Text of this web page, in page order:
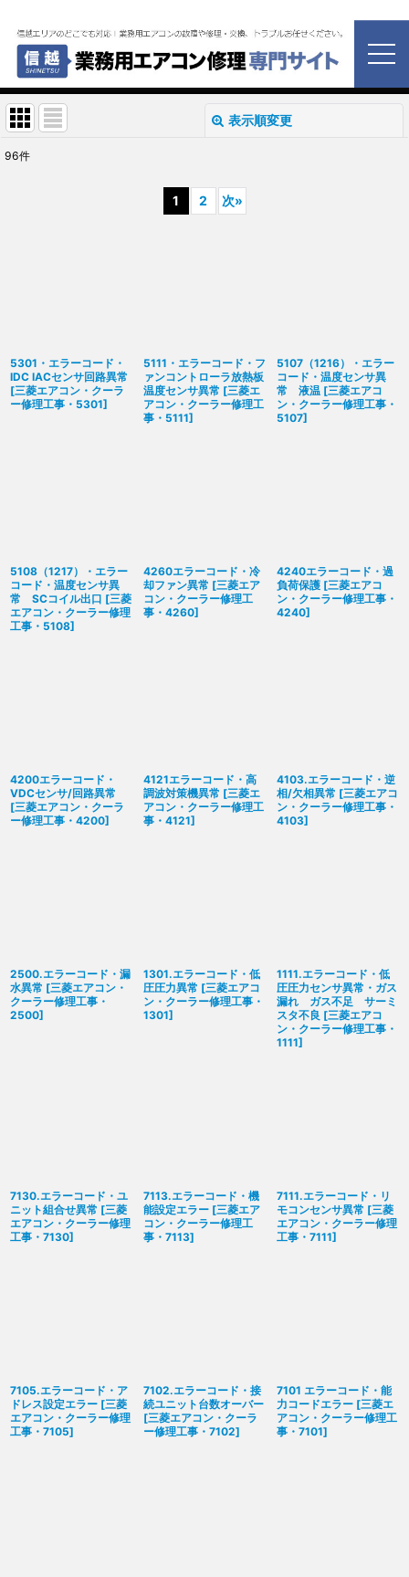
三菱電機 エアコン修理
三菱電機 エアコン修理
表示順変更
96件
1 2 次»
5301・エラーコード・
IDC IACセンサ回路異常
[三菱エアコン・クーラ
ー修理工事・5301]
5111・エラーコード・フ
ァンコントローラ放熱板
温度センサ異常 [三菱エ
アコン・クーラー修理工
事・5111]
5107（1216）・エラー
コード・温度センサ異
常 液温 [三菱エアコ
ン・クーラー修理工事・
5107]
5108（1217）・エラー
コード・温度センサ異
常 SCコイル出口 [三菱
エアコン・クーラー修理
工事・5108]
4260エラーコード・冷
却ファン異常 [三菱エア
コン・クーラー修理工
事・4260]
4240エラーコード・過
負荷保護 [三菱エアコ
ン・クーラー修理工事・
4240]
4200エラーコード・
VDCセンサ/回路異常
[三菱エアコン・クーラ
ー修理工事・4200]
4121エラーコード・高
調波対策機異常 [三菱エ
アコン・クーラー修理工
事・4121]
4103.エラーコード・逆
相/欠相異常 [三菱エアコ
ン・クーラー修理工事・
4103]
2500.エラーコード・漏
水異常 [三菱エアコン・
クーラー修理工事・
2500]
1301.エラーコード・低
圧圧力異常 [三菱エアコ
ン・クーラー修理工事・
1301]
1111.エラーコード・低
圧圧力センサ異常・ガス
漏れ ガス不足 サーミ
スタ不良 [三菱エアコ
ン・クーラー修理工事・
1111]
7130.エラーコード・ユ
ニット組合せ異常 [三菱
エアコン・クーラー修理
工事・7130]
7113.エラーコード・機
能設定エラー [三菱エア
コン・クーラー修理工
事・7113]
7111.エラーコード・リ
モコンセンサ異常 [三菱
エアコン・クーラー修理
工事・7111]
7105.エラーコード・ア
ドレス設定エラー [三菱
エアコン・クーラー修理
工事・7105]
7102.エラーコード・接
続ユニット台数オーバー
[三菱エアコン・クーラ
ー修理工事・7102]
7101 エラーコード・能
力コードエラー [三菱エ
アコン・クーラー修理工
事・7101]